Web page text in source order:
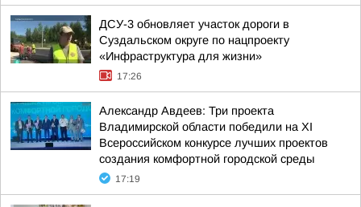
ДСУ-3 обновляет участок дороги в
Суздальском округе по нацпроекту
«Инфраструктура для жизни»
17:26
Александр Авдеев: Три проекта
Владимирской области победили на XI
Всероссийском конкурсе лучших проектов
создания комфортной городской среды
17:19